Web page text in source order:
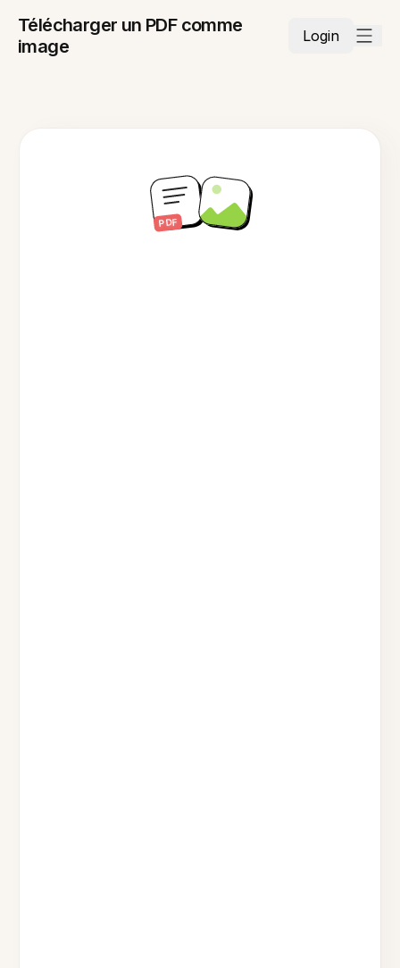
Télécharger un PDF comme
image
Login